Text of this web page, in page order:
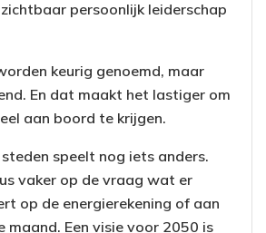
persoonlijk leiderschap
keurig genoemd, maar
En dat maakt het lastiger om
aan boord te krijgen.
speelt nog iets anders.
vaker op de vraag wat er
op de energierekening of aan
maand. Een visie voor 2050 is